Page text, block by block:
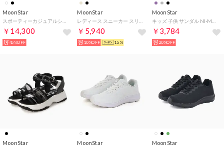
MoonStar
￥14,300
45%OFF
MoonStar
￥5,940
10%OFF 15%
MoonStar
￥3,784
20%OFF
MoonStar MoonStar MoonStar